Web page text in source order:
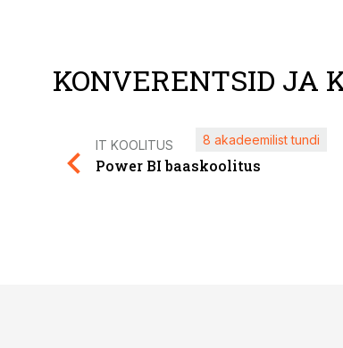
KONVERENTSID JA
IT KOOLITUS
Power BI baaskoolitus
8 akadeemilist tundi